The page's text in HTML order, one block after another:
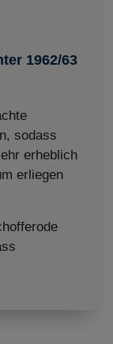
1962/63
sodass
erheblich
erliegen